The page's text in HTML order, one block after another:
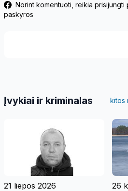
Norint komentuoti, reikia
paskyros
Įvykiai ir kriminalas kitos
21 liepos 2026 26